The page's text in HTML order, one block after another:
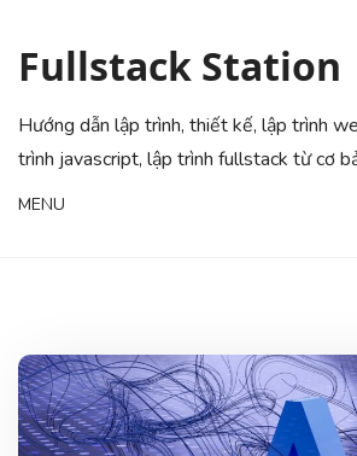
content
Fullstack Station
Hướng dẫn lập trình, thiết kế, lập trình
trình javascript, lập trình fullstack từ cơ
MENU